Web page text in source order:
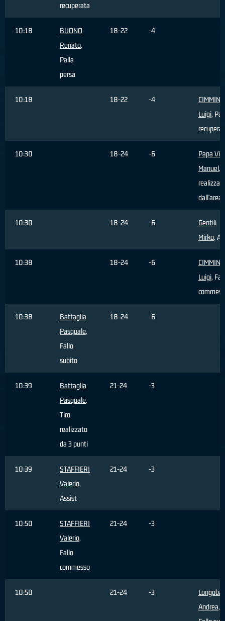
recuperata
10:18
BUONO
Renato,
Palla
persa
18-22 -4
10:18 18-22 -4
Luigi,
10:30 18-24 -6
Papa
Manuel,
dall'area
10:30 18-24 -6
Gentili
Mirko,
10:38 18-24 -6
Luigi,
10:38
Battaglia
Pasquale,
Fallo
subito
18-24 -6
10:39
Battaglia
Pasquale,
Tiro
realizzato
da 3 punti
21-24 -3
10:39
STAFFIERI
Valerio,
Assist
21-24 -3
10:50
STAFFIERI
Valerio,
Fallo
commesso
21-24 -3
10:50 21-24 -3
Andrea,